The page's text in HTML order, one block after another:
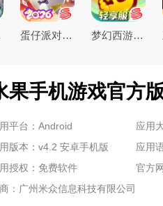
蛋仔派对手游(元气零食季)下载官方正版 梦幻西游手游下载2026最新版
果手机游戏官方
平台：Android 应用
版本：v4.2 安卓手机版
应用
授权：免费软件
官方
： 广州米众信息科技有限公司